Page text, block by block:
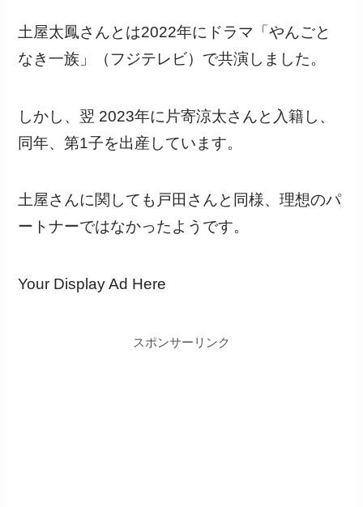
土屋太鳳さんとは2022年にドラマ「やんごと
なき一族」（フジテレビ）で共演しました。
しかし、翌 2023年に片寄涼太さんと入籍し、
同年、第1子を出産しています。
土屋さんに関しても戸田さんと同様、理想のパ
ートナーではなかったようです。
Your Display Ad Here
スポンサーリンク